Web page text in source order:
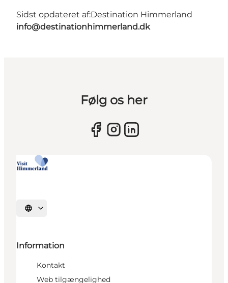
Sidst opdateret af:Destination Himmerland
info@destinationhimmerland.dk
Følg os her
Vælg sprog
Information
Kontakt
Web tilgængelighed